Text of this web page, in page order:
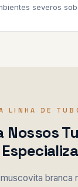
severos
LINHA DE
Nossos
branca